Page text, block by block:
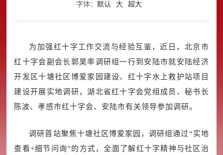
字体： 默认 大 超大
为加强红十字工作交流与经验互鉴，近日，北京市
红十字会副会长郭昊率调研组一行到安陆市就安陆经济
开发区十塘社区博爱家园建设、红十字水上救护站项目
建设开展实地调研，湖北省红十字会党组成员、秘书长
陈波、孝感市红十字会、安陆市有关领导参加调研。
调研首站聚焦十塘社区博爱家园，调研组通过“实地
查看+细节问询”的方式，全面了解红十字精神与社区治